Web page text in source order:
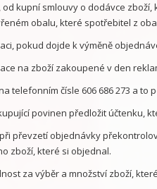
kupní smlouvy o dodávce
obalu, které spotřebitel z
pokud dojde k výměně
na zboží zakoupené v den
telefonním čísle 606 686 273 a
povinen předložit účtenku,
převzetí objednávky
zboží, které si objednal.
za výběr a množství zboží,